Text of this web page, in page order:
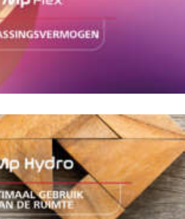
aan elke ruimte
Hydraulisch